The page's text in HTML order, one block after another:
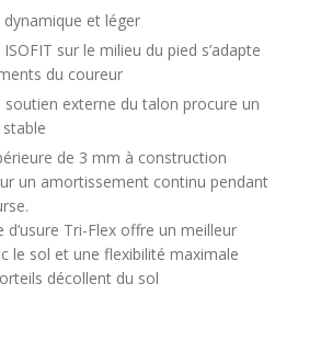
et léger
sur le milieu du pied s’adapte
du coureur
soutien externe du talon procure un
de 3 mm à construction
un amortissement continu pendant
d’usure Tri-Flex offre un meilleur
le sol et une flexibilité maximale
décollent du sol